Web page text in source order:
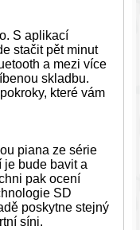
S aplikací
stačit pět minut
a mezi více
skladbu.
které vám
piana ze série
je bude bavit a
pak ocení
SD
poskytne stejný
síni.